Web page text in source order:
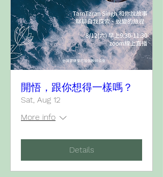
開悟，跟你想得一樣嗎？
Sat, Aug 12
More info
Details